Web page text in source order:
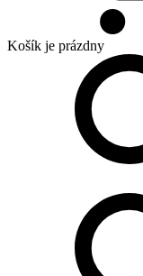
Košík je prázdny